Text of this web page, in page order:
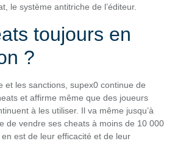
le système antitriche de l’éditeur.
toujours en
?
et les sanctions, supex0 continue de
et affirme même que des joueurs
à les utiliser. Il va même jusqu’à
de vendre ses cheats à moins de 10 000
en est de leur efficacité et de leur